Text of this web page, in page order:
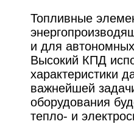
Топливные
и для
Высокий КПД
характеристики
важнейшей
оборудования
тепло- и